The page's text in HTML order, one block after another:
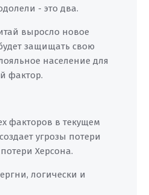
- это два.
выросло новое
защищать свою
население для
фактор.
факторов в текущем
угрозы потери
Херсона.
логически и